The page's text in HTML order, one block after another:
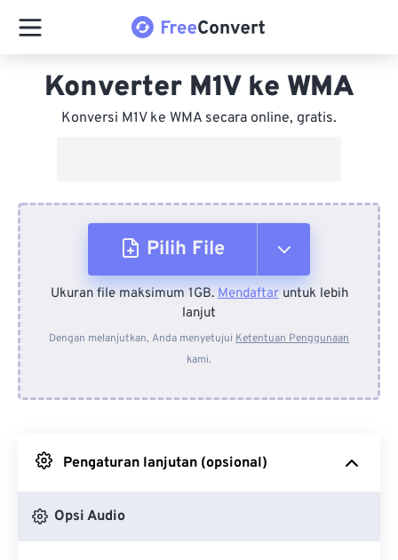
Konverter M1V ke WMA
Konversi M1V ke WMA secara online, gratis.
Pilih File
Dari Perangkat
Dari Dropbox
Ukuran file maksimum 1GB.Mendaftaruntuk lebih
lanjut
Dengan melanjutkan, Anda menyetujui Ketentuan Penggunaan
kami.
Pengaturan lanjutan (opsional)
Opsi Audio